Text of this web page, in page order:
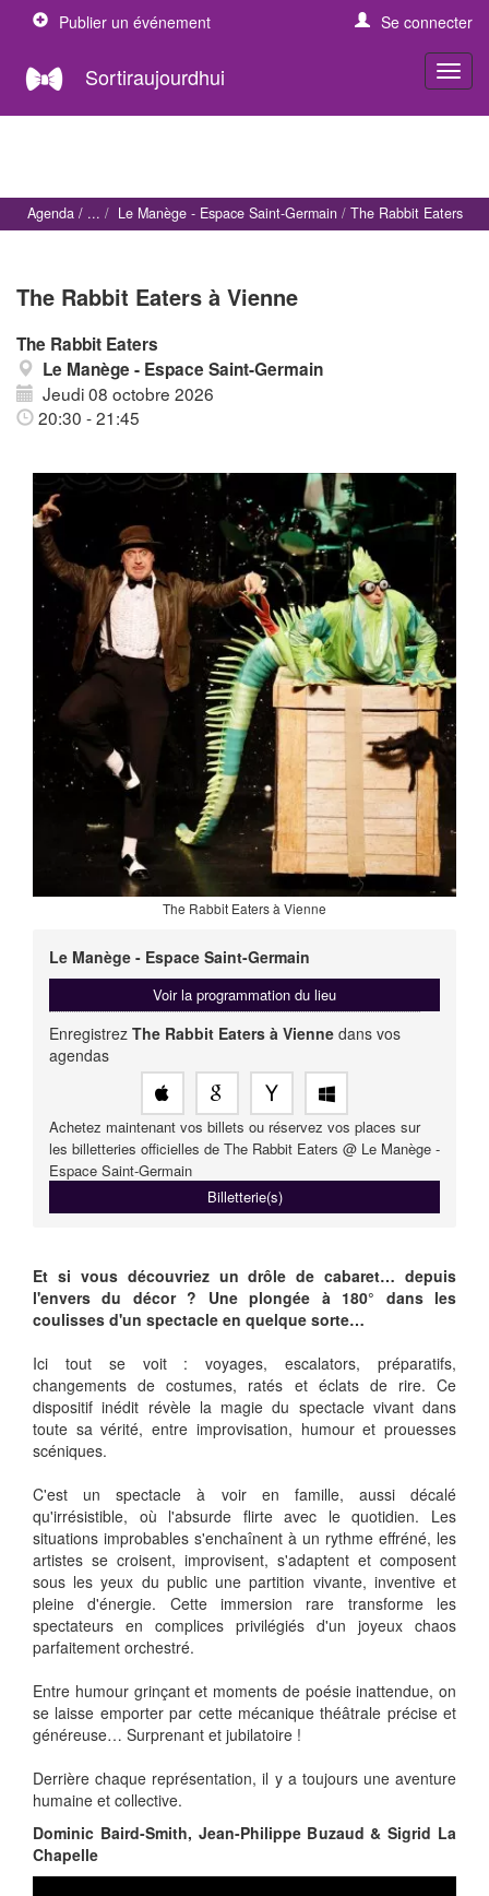
Publier un événement Se connecter
Sortiraujourdhui
Agenda Le Manège - Espace Saint-Germain The Rabbit Eaters
The Rabbit Eaters à Vienne
The Rabbit Eaters
Le Manège - Espace Saint-Germain
Jeudi 08 octobre 2026
20:30 - 21:45
The Rabbit Eaters à Vienne
Le Manège - Espace Saint-Germain
Voir la programmation du lieu
Enregistrez The Rabbit Eaters à Vienne dans vos
agendas
Achetez maintenant vos billets ou réservez vos places sur
les billetteries officielles de The Rabbit Eaters @ Le Manège -
Espace Saint-Germain
Billetterie(s)
Et si vous découvriez un drôle de cabaret… depuis
l'envers du décor ? Une plongée à 180° dans les
coulisses d'un spectacle en quelque sorte…
Ici tout se voit : voyages, escalators, préparatifs,
changements de costumes, ratés et éclats de rire. Ce
dispositif inédit révèle la magie du spectacle vivant dans
toute sa vérité, entre improvisation, humour et prouesses
scéniques.
C'est un spectacle à voir en famille, aussi décalé
qu'irrésistible, où l'absurde flirte avec le quotidien. Les
situations improbables s'enchaînent à un rythme effréné, les
artistes se croisent, improvisent, s'adaptent et composent
sous les yeux du public une partition vivante, inventive et
pleine d'énergie. Cette immersion rare transforme les
spectateurs en complices privilégiés d'un joyeux chaos
parfaitement orchestré.
Entre humour grinçant et moments de poésie inattendue, on
se laisse emporter par cette mécanique théâtrale précise et
généreuse… Surprenant et jubilatoire !
Derrière chaque représentation, il y a toujours une aventure
humaine et collective.
Dominic Baird-Smith, Jean-Philippe Buzaud & Sigrid La
Chapelle